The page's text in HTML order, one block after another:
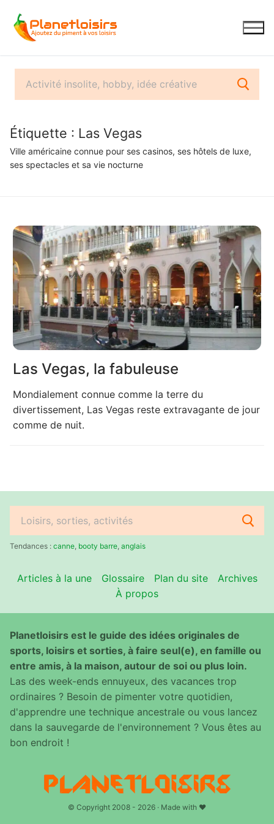
contenu
Étiquette : Las Vegas
Ville américaine connue pour ses casinos, ses hôtels de luxe,
ses spectacles et sa vie nocturne
Las Vegas, la fabuleuse
Mondialement connue comme la terre du
divertissement, Las Vegas reste extravagante de jour
comme de nuit.
Rechercher
:Tendances : canne booty barre anglais
Articles à la une Glossaire Plan du site
Archives
À propos
Planetloisirs est le guide des idées originales de
sports, loisirs et sorties, à faire seul(e), en famille ou
entre amis, à la maison, autour de soi ou plus loin.
Las des week-ends ennuyeux, des vacances trop
ordinaires ? Besoin de pimenter votre quotidien,
d'apprendre une technique ancestrale ou vous lancez
dans la sauvegarde de l'environnement ? Vous êtes au
bon endroit !
© Copyright 2008 - 2026 · Made with ♥